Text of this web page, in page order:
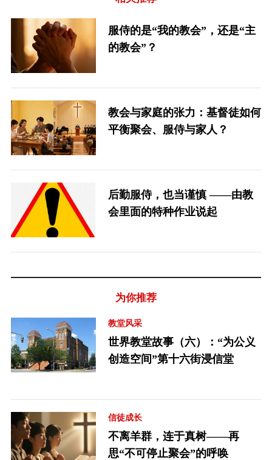
服侍的是“我的教会”，还是“主
的教会”？
教会与家庭的张力：基督徒如何
平衡聚会、服侍与家人？
后勤服侍，也当谨慎 ——由教
会里面的特种作业说起
为你推荐
教堂风采
世界教堂故事（六）：“为公义
创造空间”第十六街浸信堂
信徒成长
不离羊群，连于真树——再
思“不可停止聚会”的呼唤